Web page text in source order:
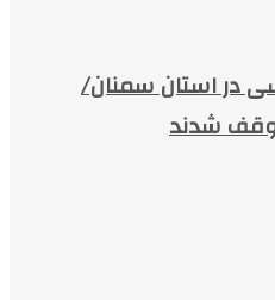
پلیسی در استان سمنان/
شدند